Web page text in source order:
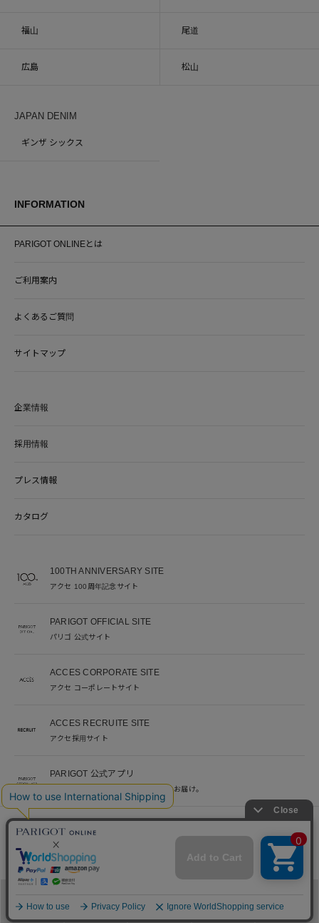
ブランド 閲覧履歴
福山 尾道
広島 松山
JAPAN DENIM
ギンザ シックス
INFORMATION
PARIGOT ONLINEとは
ご利用案内
よくあるご質問
サイトマップ
企業情報
採用情報
プレス情報
カタログ
100TH ANNIVERSARY SITE
アクセ 100周年記念サイト
PARIGOT OFFICIAL SITE
パリゴ 公式サイト
ACCES CORPORATE SITE
アクセ コーポレートサイト
ACCES RECRUITE SITE
アクセ採用サイト
PARIGOT 公式アプリ
新着情報を、プッシュ通知でいち早くお届け。
©︎ACCES co. ltd. all rights reserved
※当サイト掲載写真のオークションなどへの二次転用を固く禁じます。